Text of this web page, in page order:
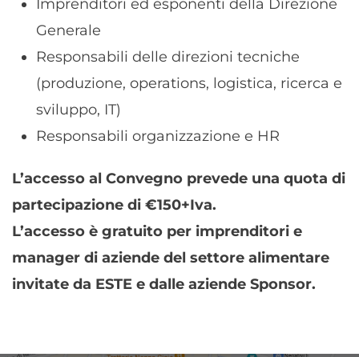
Imprenditori ed esponenti della Direzione
Generale
Responsabili delle direzioni tecniche
(produzione, operations, logistica, ricerca e
sviluppo, IT)
Responsabili organizzazione e HR
L’accesso al Convegno prevede una quota di
partecipazione di €150+Iva.
L’accesso è gratuito per imprenditori e
manager di aziende del settore alimentare
invitate da ESTE e dalle aziende Sponsor.